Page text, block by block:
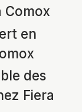
Comox
en
des
Fiera